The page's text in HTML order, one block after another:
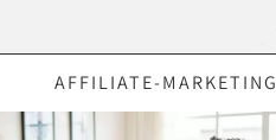
AFFILIATE-MARKETING